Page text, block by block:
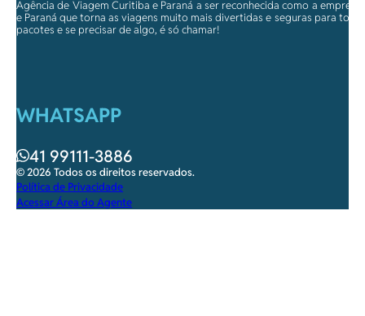
Agência de Viagem Curitiba e Paraná a ser reconhecida como a
e Paraná que torna as viagens muito mais divertidas e seguras para
pacotes e se precisar de algo, é só chamar!
WHATSAPP
41 99111-3886
© 2026 Todos os direitos reservados.
Política de Privacidade
Acessar Área do Agente